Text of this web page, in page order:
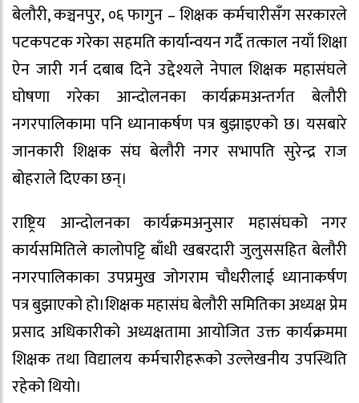
बेलौरी, कञ्चनपुर, ०६ फागुन – शिक्षक कर्मचारीसँग सरकारले
पटकपटक गरेका सहमति कार्यान्वयन गर्दै तत्काल नयाँ शिक्षा
ऐन जारी गर्न दबाब दिने उद्देश्यले नेपाल शिक्षक महासंघले
घोषणा गरेका आन्दोलनका कार्यक्रमअन्तर्गत बेलौरी
नगरपालिकामा पनि ध्यानाकर्षण पत्र बुझाइएको छ। यसबारे
जानकारी शिक्षक संघ बेलौरी नगर सभापति सुरेन्द्र राज
बोहराले दिएका छन्।
राष्ट्रिय आन्दोलनका कार्यक्रमअनुसार महासंघको नगर
कार्यसमितिले कालोपट्टि बाँधी खबरदारी जुलुससहित बेलौरी
नगरपालिकाका उपप्रमुख जोगराम चौधरीलाई ध्यानाकर्षण
पत्र बुझाएको हो।शिक्षक महासंघ बेलौरी समितिका अध्यक्ष प्रेम
प्रसाद अधिकारीको अध्यक्षतामा आयोजित उक्त कार्यक्रममा
शिक्षक तथा विद्यालय कर्मचारीहरूको उल्लेखनीय उपस्थिति
रहेको थियो।